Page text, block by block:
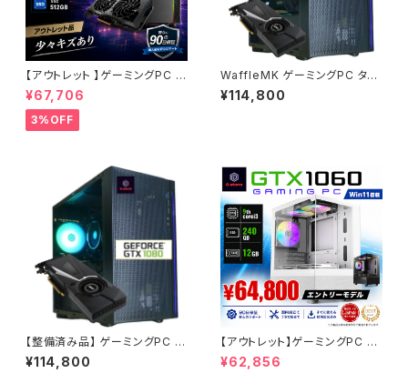
【アウトレット 】ゲーミングPC G
-StormR GTX 1650 Core i5
-8500 メモリ16GB SSD512G
B 少々キズあり 1点限り 90日保
証
¥67,706
3%OFF
WaffleMK ゲーミングPC タワ
ー型 G-Stormシリーズ AMD
GeForce 16GBメモリ Windo
¥114,800
【整備済み品】 ゲーミングPC タ
ワー型 G-Stormシリーズ AM
D Ryzen 5 5500 CPU - GeF
¥114,800
【アウトレット】ゲーミングPC エ
ントリーモデル ケースが映える！
デスクトップPC タワー型 G-St
¥62,856